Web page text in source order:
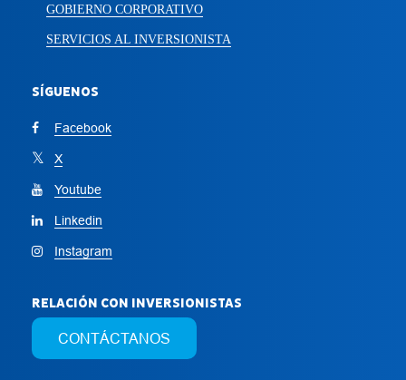
GOBIERNO CORPORATIVO
SERVICIOS AL INVERSIONISTA
SÍGUENOS
Facebook
X
Youtube
Linkedin
Instagram
RELACIÓN CON INVERSIONISTAS
CONTÁCTANOS